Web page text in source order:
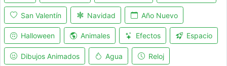
San Valentín Navidad Año Nuevo
Halloween Animales Efectos Espacio
Dibujos Animados Agua Reloj